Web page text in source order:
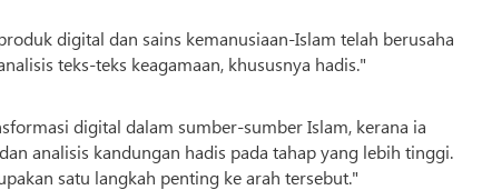
digital dan sains kemanusiaan-Islam telah berusaha
teks-teks keagamaan, khususnya hadis."
digital dalam sumber-sumber Islam, kerana ia
analisis kandungan hadis pada tahap yang lebih tinggi.
satu langkah penting ke arah tersebut."